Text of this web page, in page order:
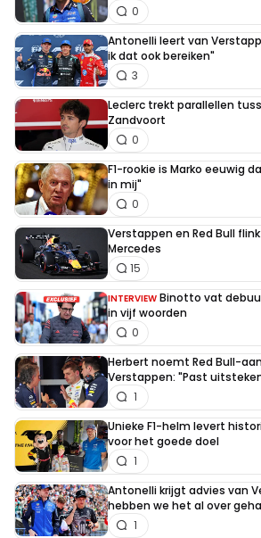
0
Antonelli leert van
ik dat ook bereiken"
3
Leclerc trekt parallellen
Zandvoort
0
F1-rookie is Marko eeuwig
in mij"
0
Verstappen en Red Bull
Mercedes
15
INTERVIEW Binotto vat
in vijf woorden
0
Herbert noemt Red Bull-
Verstappen: "Past
1
Unieke F1-helm levert
voor het goede doel
1
Antonelli krijgt advies van
hebben we het al over
1